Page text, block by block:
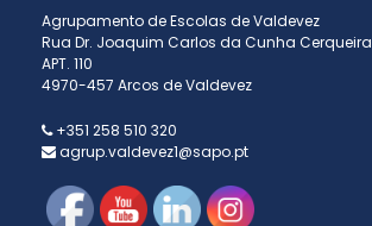
Agrupamento de Escolas de Valdevez
Rua Dr. Joaquim Carlos da Cunha Cerqueira
APT. 110
4970-457 Arcos de Valdevez
+351 258 510 320
agrup.valdevez1@sapo.pt